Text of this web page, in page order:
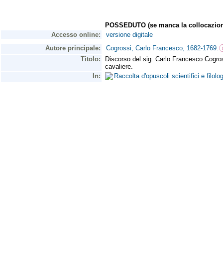
POSSEDUTO (se manca la
Accesso online:
versione digitale
Autore principale:
Cogrossi, Carlo Francesco, 1682-1769.
Titolo:
Discorso del sig. Carlo Francesco
cavaliere.
In:
Raccolta d'opuscoli scientifici e